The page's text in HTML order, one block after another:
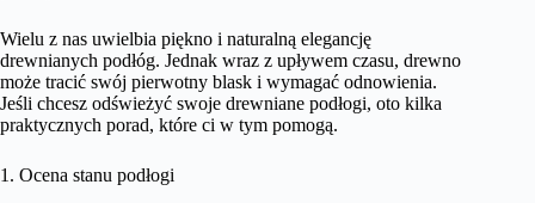
Wielu z nas uwielbia piękno i naturalną elegancję
drewnianych podłóg. Jednak wraz z upływem czasu, drewno
może tracić swój pierwotny blask i wymagać odnowienia.
Jeśli chcesz odświeżyć swoje drewniane podłogi, oto kilka
praktycznych porad, które ci w tym pomogą.
1. Ocena stanu podłogi